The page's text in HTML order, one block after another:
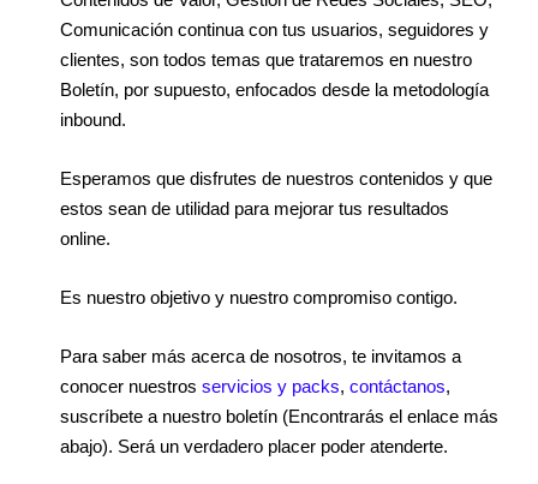
Comunicación continua con tus usuarios, seguidores y
clientes, son todos temas que trataremos en nuestro
Boletín, por supuesto, enfocados desde la metodología
inbound.
Esperamos que disfrutes de nuestros contenidos y que
estos sean de utilidad para mejorar tus resultados
online.
Es nuestro objetivo y nuestro compromiso contigo.
Para saber más acerca de nosotros, te invitamos a
conocer nuestros servicios y packs, contáctanos,
suscríbete a nuestro boletín (Encontrarás el enlace más
abajo). Será un verdadero placer poder atenderte.